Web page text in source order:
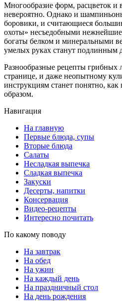
Многообразие форм, расцветок и
невероятно. Однако и
боровики, и считающиеся
охоты» несъедобными
богаты белком и минеральными
умелых руках станут подлинным
Разнообразные рецепты грибных
странице, и даже неопытному
инструкциям станет понятно,
образом.
Навигация
На главную
Первые блюда, супы
Вторые блюда
Салаты
Несладкая выпечка
Сладкая выпечка
Закуски
Десерты, напитки
Консервация
Видео-рецепты
Интересно почитать
По какому поводу
На завтрак
На обед
На ужин
На каждый день
На праздничный стол
На день рождения